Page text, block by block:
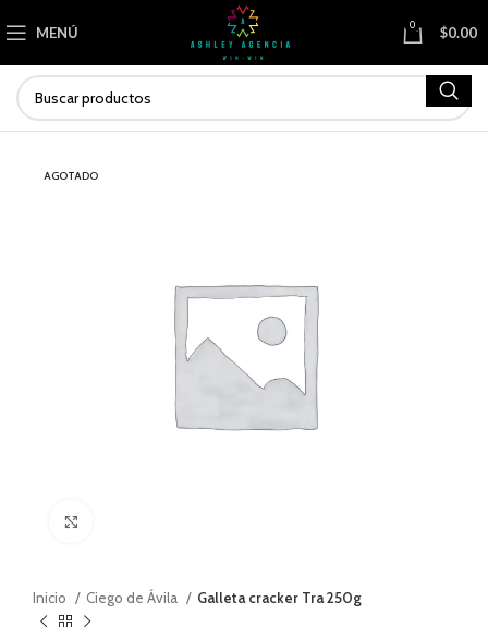
MENÚ 0 $0.00
AGOTADO
Inicio Ciego de Ávila Galleta cracker Tra 250g